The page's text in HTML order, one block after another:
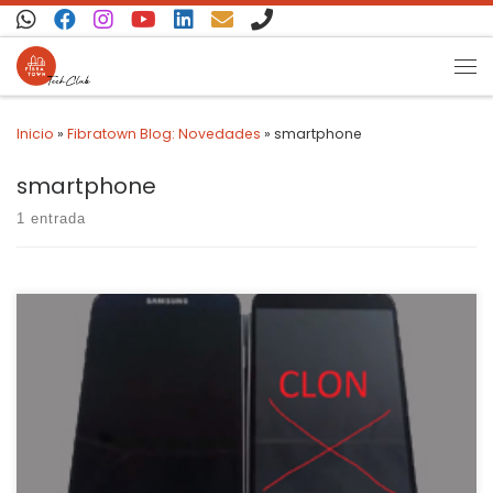
Saltar al contenido
Inicio » Fibratown Blog: Novedades » smartphone
smartphone
1 entrada
Bueno, esto viene a ser una conversación habitual hoy en día y
por ello queremos dar a conocer algunos detalles de la
importancia de la compra de cualquier producto de cualquier
marca de la Unión Europea. Los móviles clones, sin marca o
marca «ANDROID» son intentos de imitación y digo intento […]